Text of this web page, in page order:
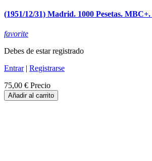
(1951/12/31) Madrid. 1000 Pesetas. MBC+.
favorite
Debes de estar registrado
Entrar| Registrarse
75,00 € Precio
Añadir al carrito